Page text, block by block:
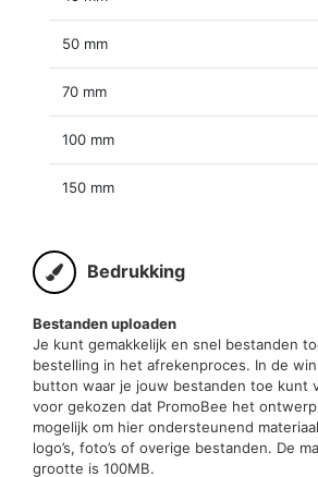
50 mm
70 mm
100 mm
150 mm
Bedrukking
Bestanden uploaden
Je kunt gemakkelijk en snel bestanden
bestelling in het afrekenproces. In de
button waar je jouw bestanden toe kunt
voor gekozen dat PromoBee het
mogelijk om hier ondersteunend
logo’s, foto’s of overige bestanden. De
grootte is 100MB.